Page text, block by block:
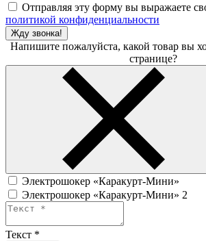
Отправляя эту форму вы выражаете
политикой конфиденциальности
Жду звонка!
Напишите пожалуйста, какой товар вы
странице?
Электрошокер «Каракурт-Мини»
Электрошокер «Каракурт-Мини» 2
Текст *